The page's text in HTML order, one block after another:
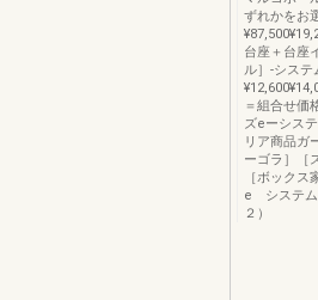
ずれかをお
台座＋台座
ル］-システ
＝組合せ価
ズeーシス
リア商品ガ
ーゴラ］［
［ボック
e システ
２）